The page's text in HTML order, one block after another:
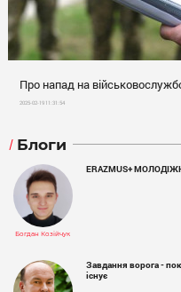
Про напад на
2025-02-19 11:31:54
Блоги
Богдан Козійчук
ERAZMUS+
Завдання ворога -
існує